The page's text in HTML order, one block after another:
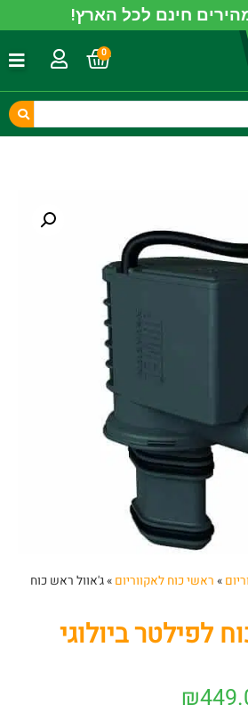
חינם לכל הארץ!
0
» ראשי כוח לאקווריום »ג'אוול ראש כוח
לפילטר ביולוגי
₪